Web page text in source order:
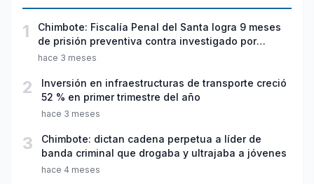
1
Chimbote: Fiscalía Penal del Santa logra 9 meses
de prisión preventiva contra investigado por
violación sexual y tentativa de feminicidio
hace 3 meses
2
Inversión en infraestructuras de transporte creció
52 % en primer trimestre del año
hace 3 meses
3
Chimbote: dictan cadena perpetua a líder de
banda criminal que drogaba y ultrajaba a jóvenes
hace 4 meses